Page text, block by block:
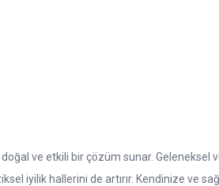
ve etkili bir çözüm sunar. Geleneksel
iyilik hallerini de artırır. Kendinize ve